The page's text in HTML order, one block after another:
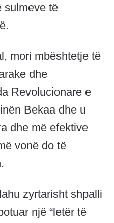
sulmeve të
mori mbështetje të
dhe
Revolucionare e
Bekaa dhe u
dhe më efektive
vonë do të
zyrtarisht shpalli
një “letër të